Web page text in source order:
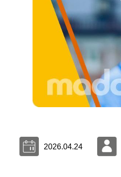
2026.04.24